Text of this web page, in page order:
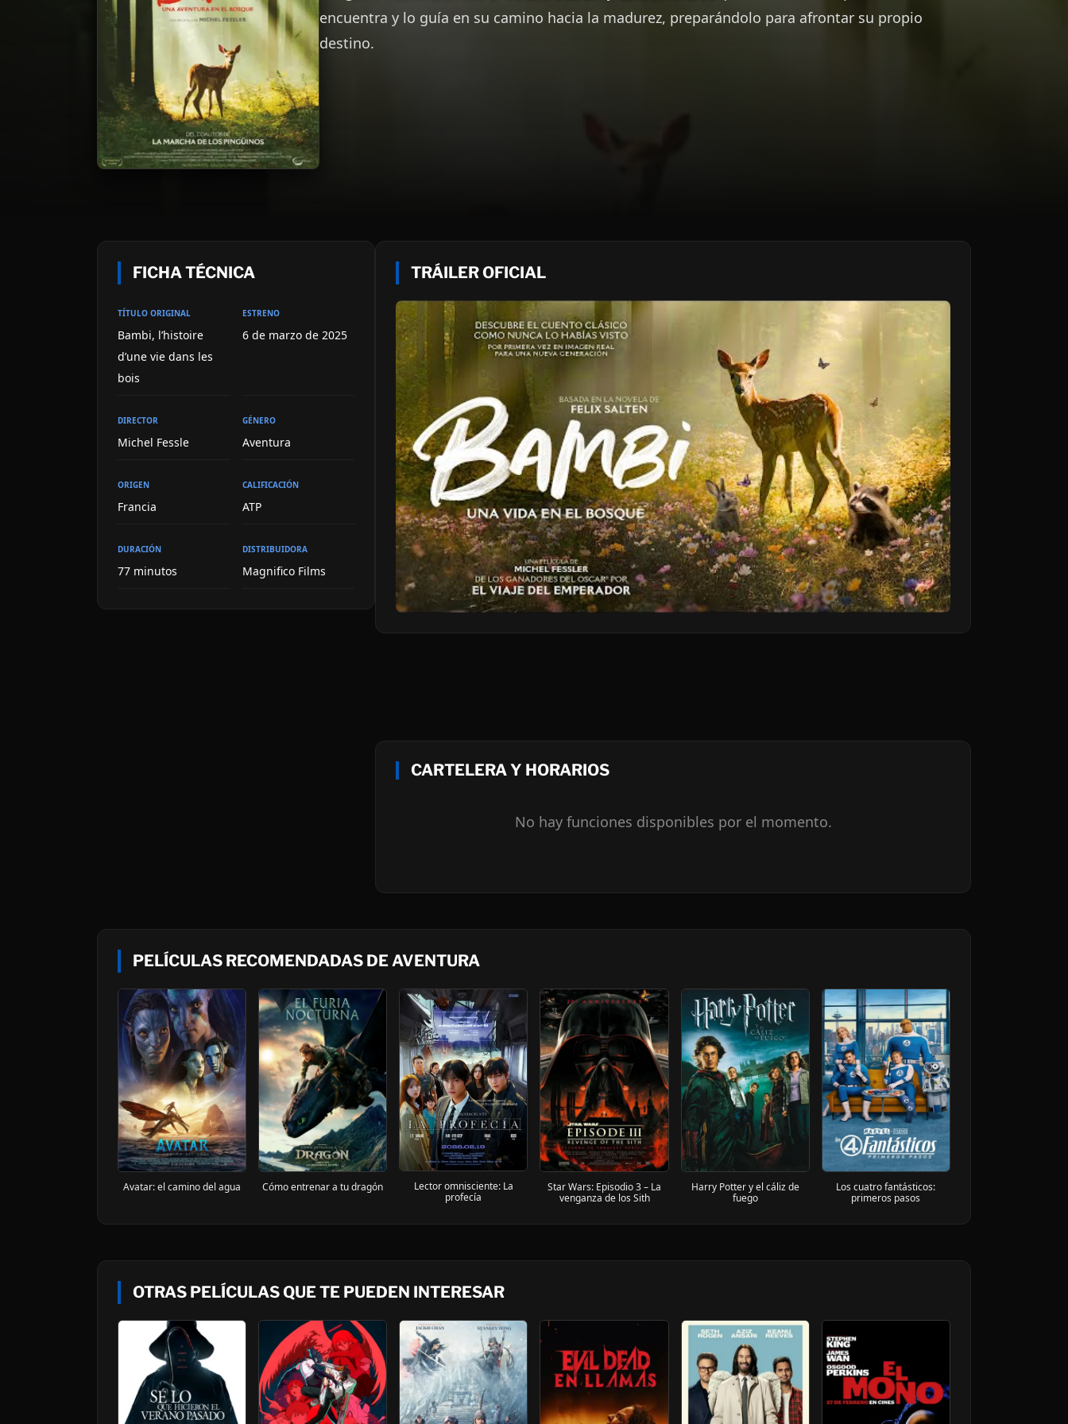
encuentra y lo guía en su camino hacia la madurez, preparándolo para afrontar su propio
destino.
FICHA TÉCNICA
TÍTULO ORIGINAL
Bambi, l’histoire
d’une vie dans les
bois
ESTRENO
6 de marzo de 2025
DIRECTOR
Michel Fessle
GÉNERO
Aventura
ORIGEN
Francia
CALIFICACIÓN
ATP
DURACIÓN
77 minutos
DISTRIBUIDORA
Magnifico Films
TRÁILER OFICIAL
CARTELERA Y HORARIOS
No hay funciones disponibles por el momento.
PELÍCULAS RECOMENDADAS DE AVENTURA
Avatar: el camino del agua Cómo entrenar a tu dragón
Lector omnisciente: La
profecía
Star Wars: Episodio 3 – La
venganza de los Sith
Harry Potter y el cáliz de
fuego
Los cuatro fantásticos:
primeros pasos
OTRAS PELÍCULAS QUE TE PUEDEN INTERESAR